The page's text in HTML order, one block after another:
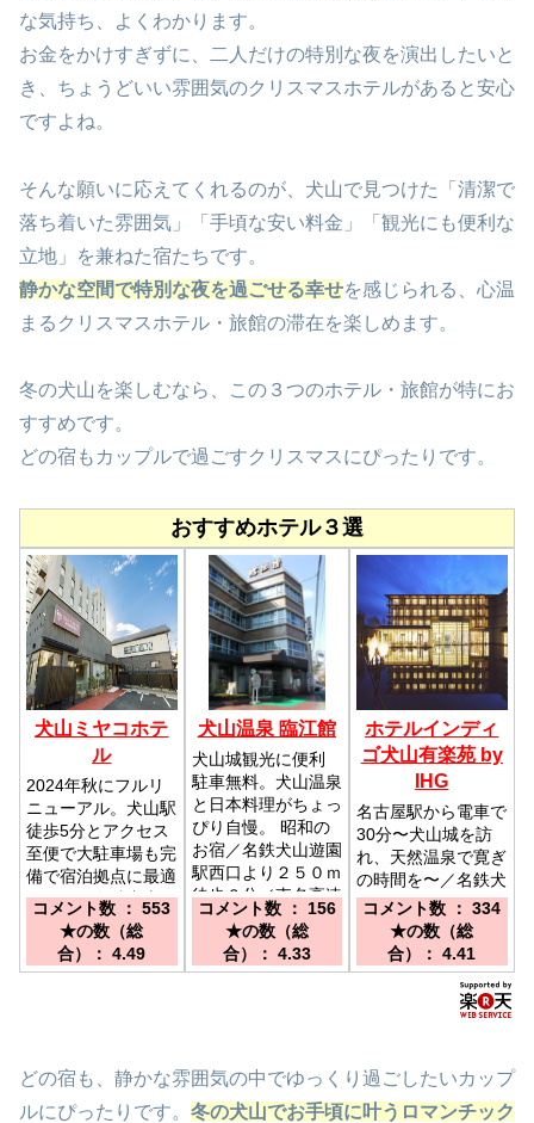
な気持ち、よくわかります。
お金をかけすぎずに、二人だけの特別な夜を演出したいと
き、ちょうどいい雰囲気のクリスマスホテルがあると安心
ですよね。
そんな願いに応えてくれるのが、犬山で見つけた「清潔で
落ち着いた雰囲気」「手頃な安い料金」「観光にも便利な
立地」を兼ねた宿たちです。
静かな空間で特別な夜を過ごせる幸せを感じられる、心温
まるクリスマスホテル・旅館の滞在を楽しめます。
冬の犬山を楽しむなら、この３つのホテル・旅館が特にお
すすめです。
どの宿もカップルで過ごすクリスマスにぴったりです。
おすすめホテル３選
犬山ミヤコホテ
ル
2024年秋にフルリ
ニューアル。犬山駅
徒歩5分とアクセス
至便で大駐車場も完
備で宿泊拠点に最適
です。／名鉄犬山駅
より徒歩５分、小牧
インターより25分
コメント数 ： 553
★の数（総
合）： 4.49
犬山温泉 臨江館
犬山城観光に便利
駐車無料。犬山温泉
と日本料理がちょっ
ぴり自慢。 昭和の
お宿／名鉄犬山遊園
駅西口より２５０ｍ
徒歩６分／東名高速
道路小牧ＩＣ下車犬
山城方面へ
コメント数 ： 156
★の数（総
合）： 4.33
ホテルインディ
ゴ犬山有楽苑 by
IHG
名古屋駅から電車で
30分〜犬山城を訪
れ、天然温泉で寛ぎ
の時間を〜／名鉄犬
山遊園駅より徒歩約
コメント数 ： 334
★の数（総
合）： 4.41
どの宿も、静かな雰囲気の中でゆっくり過ごしたいカップ
ルにぴったりです。 冬の犬山でお手頃に叶うロマンチック